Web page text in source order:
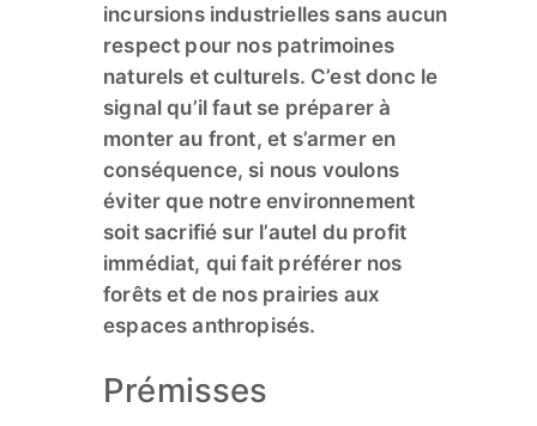
incursions industrielles sans aucun
respect pour nos patrimoines
naturels et culturels. C’est donc le
signal qu’il faut se préparer à
monter au front, et s’armer en
conséquence, si nous voulons
éviter que notre environnement
soit sacrifié sur l’autel du profit
immédiat, qui fait préférer nos
forêts et de nos prairies aux
espaces anthropisés.
Prémisses